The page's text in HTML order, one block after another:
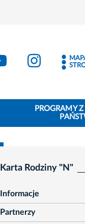
PROGRAMY
Karta Rodziny "N"
Informacje
rozwiń
Partnerzy
rozwiń